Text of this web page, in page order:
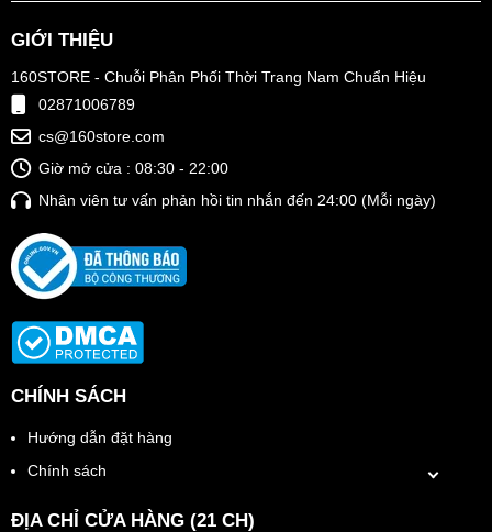
GIỚI THIỆU
160STORE - Chuỗi Phân Phối Thời Trang Nam Chuẩn Hiệu
02871006789
cs@160store.com
Giờ mở cửa : 08:30 - 22:00
Nhân viên tư vấn phản hồi tin nhắn đến 24:00 (Mỗi ngày)
CHÍNH SÁCH
Hướng dẫn đặt hàng
Chính sách
ĐỊA CHỈ CỬA HÀNG (21 CH)